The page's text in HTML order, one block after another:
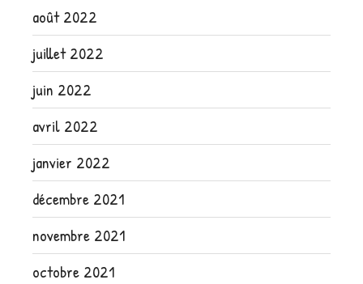
août 2022
juillet 2022
juin 2022
avril 2022
janvier 2022
décembre 2021
novembre 2021
octobre 2021